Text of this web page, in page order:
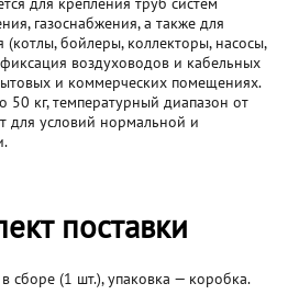
газоснабжения, а также для
бойлеры, коллекторы, насосы,
воздуховодов и кабельных
и коммерческих помещениях.
50 кг, температурный диапазон от
для условий нормальной и
поставки
сборе (1 шт.), упаковка — коробка.